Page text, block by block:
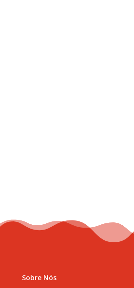
Sobre Nós